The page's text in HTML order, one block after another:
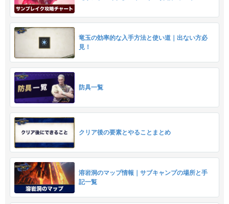
竜玉の効率的な入手方法と使い道｜出ない方必
見！
防具一覧
クリア後の要素とやることまとめ
溶岩洞のマップ情報｜サブキャンプの場所と手
記一覧